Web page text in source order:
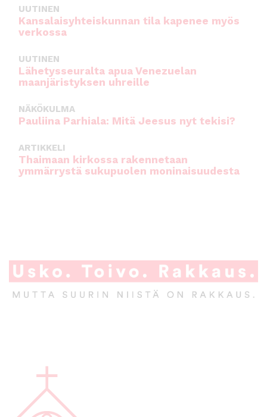
UUTINEN
Kansalaisyhteiskunnan tila kapenee myös
verkossa
UUTINEN
Lähetysseuralta apua Venezuelan
maanjäristyksen uhreille
NÄKÖKULMA
Pauliina Parhiala: Mitä Jeesus nyt tekisi?
ARTIKKELI
Thaimaan kirkossa rakennetaan
ymmärrystä sukupuolen moninaisuudesta